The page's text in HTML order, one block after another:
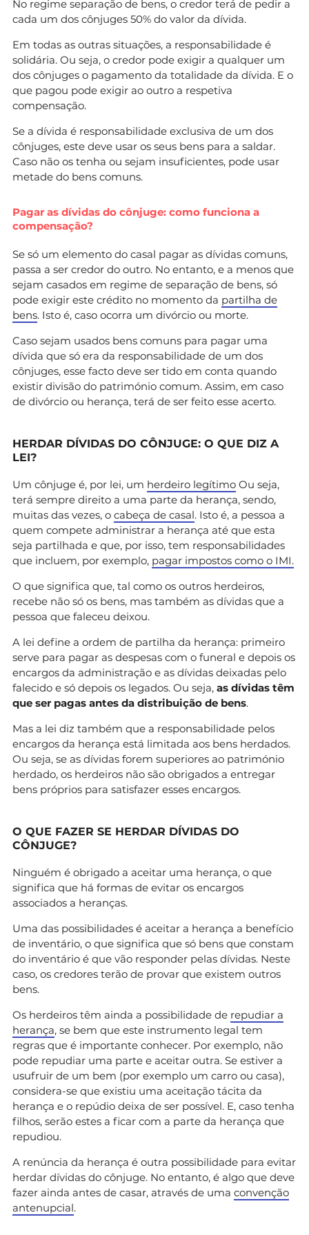
No regime separação de bens, o credor terá de pedir a
cada um dos cônjuges 50% do valor da dívida.
Em todas as outras situações, a responsabilidade é
solidária. Ou seja, o credor pode exigir a qualquer um
dos cônjuges o pagamento da totalidade da dívida. E o
que pagou pode exigir ao outro a respetiva
compensação.
Se a dívida é responsabilidade exclusiva de um dos
cônjuges, este deve usar os seus bens para a saldar.
Caso não os tenha ou sejam insuficientes, pode usar
metade do bens comuns.
Pagar as dívidas do cônjuge: como funciona a
compensação?
Se só um elemento do casal pagar as dívidas comuns,
passa a ser credor do outro. No entanto, e a menos que
sejam casados em regime de separação de bens, só
pode exigir este crédito no momento da partilha de
bens. Isto é, caso ocorra um divórcio ou morte.
Caso sejam usados bens comuns para pagar uma
dívida que só era da responsabilidade de um dos
cônjuges, esse facto deve ser tido em conta quando
existir divisão do património comum. Assim, em caso
de divórcio ou herança, terá de ser feito esse acerto.
HERDAR DÍVIDAS DO CÔNJUGE: O QUE DIZ A
LEI?
Um cônjuge é, por lei, um herdeiro legítimo Ou seja,
terá sempre direito a uma parte da herança, sendo,
muitas das vezes, o cabeça de casal. Isto é, a pessoa a
quem compete administrar a herança até que esta
seja partilhada e que, por isso, tem responsabilidades
que incluem, por exemplo, pagar impostos como o IMI.
O que significa que, tal como os outros herdeiros,
recebe não só os bens, mas também as dívidas que a
pessoa que faleceu deixou.
A lei define a ordem de partilha da herança: primeiro
serve para pagar as despesas com o funeral e depois os
encargos da administração e as dívidas deixadas pelo
falecido e só depois os legados. Ou seja, as dívidas têm
que ser pagas antes da distribuição de bens.
Mas a lei diz também que a responsabilidade pelos
encargos da herança está limitada aos bens herdados.
Ou seja, se as dívidas forem superiores ao património
herdado, os herdeiros não são obrigados a entregar
bens próprios para satisfazer esses encargos.
O QUE FAZER SE HERDAR DÍVIDAS DO
CÔNJUGE?
Ninguém é obrigado a aceitar uma herança, o que
significa que há formas de evitar os encargos
associados a heranças.
Uma das possibilidades é aceitar a herança a benefício
de inventário, o que significa que só bens que constam
do inventário é que vão responder pelas dívidas. Neste
caso, os credores terão de provar que existem outros
bens.
Os herdeiros têm ainda a possibilidade de repudiar a
herança, se bem que este instrumento legal tem
regras que é importante conhecer. Por exemplo, não
pode repudiar uma parte e aceitar outra. Se estiver a
usufruir de um bem (por exemplo um carro ou casa),
considera-se que existiu uma aceitação tácita da
herança e o repúdio deixa de ser possível. E, caso tenha
filhos, serão estes a ficar com a parte da herança que
repudiou.
A renúncia da herança é outra possibilidade para evitar
herdar dívidas do cônjuge. No entanto, é algo que deve
fazer ainda antes de casar, através de uma convenção
antenupcial.